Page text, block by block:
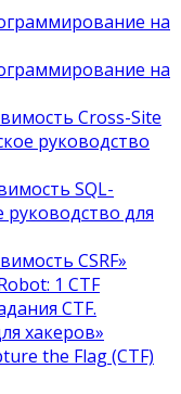
на
на
Cross-Site
руководство
SQL-
руководство для
CSRF»
1 CTF
CTF.
хакеров»
the Flag (CTF)